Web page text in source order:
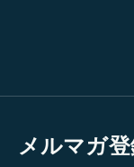
メルマガ